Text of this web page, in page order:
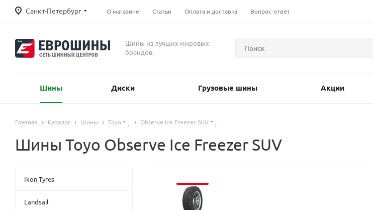
Санкт-Петербург О магазине Статьи Оплата и доставка Вопрос-ответ
Шины из лучших мировых
брендов.
Шины Диски Грузовые шины Акции
Главная Каталог Шины Toyo Observe Ice Freezer SUV
Шины Toyo Observe Ice Freezer SUV
Ikon Tyres
Landsail